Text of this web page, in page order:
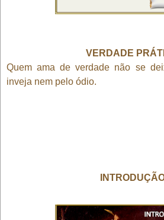
VERDADE
Quem ama de verdade não se
inveja nem pelo ódio.